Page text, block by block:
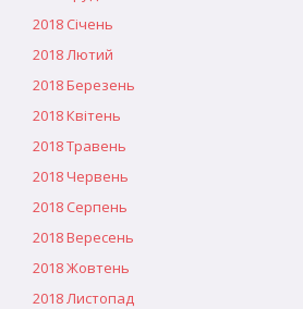
2018 Січень
2018 Лютий
2018 Березень
2018 Квітень
2018 Травень
2018 Червень
2018 Серпень
2018 Вересень
2018 Жовтень
2018 Листопад